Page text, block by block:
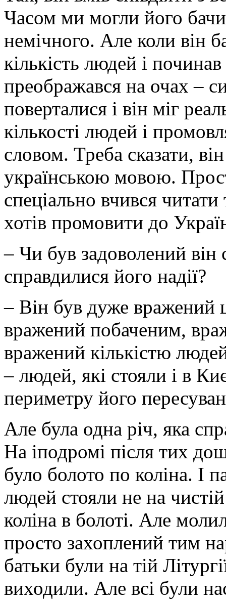
Часом ми могли його
немічного. Але коли він
кількість людей і
преображався на очах –
поверталися і він міг
кількості людей і
словом. Треба сказати,
українською мовою.
спеціально вчився
хотів промовити до
– Чи був задоволений він
справдилися його надії?
– Він був дуже вражений
вражений побаченим,
вражений кількістю
– людей, які стояли і в
периметру його
Але була одна річ, яка
На іподромі після тих
було болото по коліна. І
людей стояли не на
коліна в болоті. Але
просто захоплений тим
батьки були на тій
виходили. Але всі були